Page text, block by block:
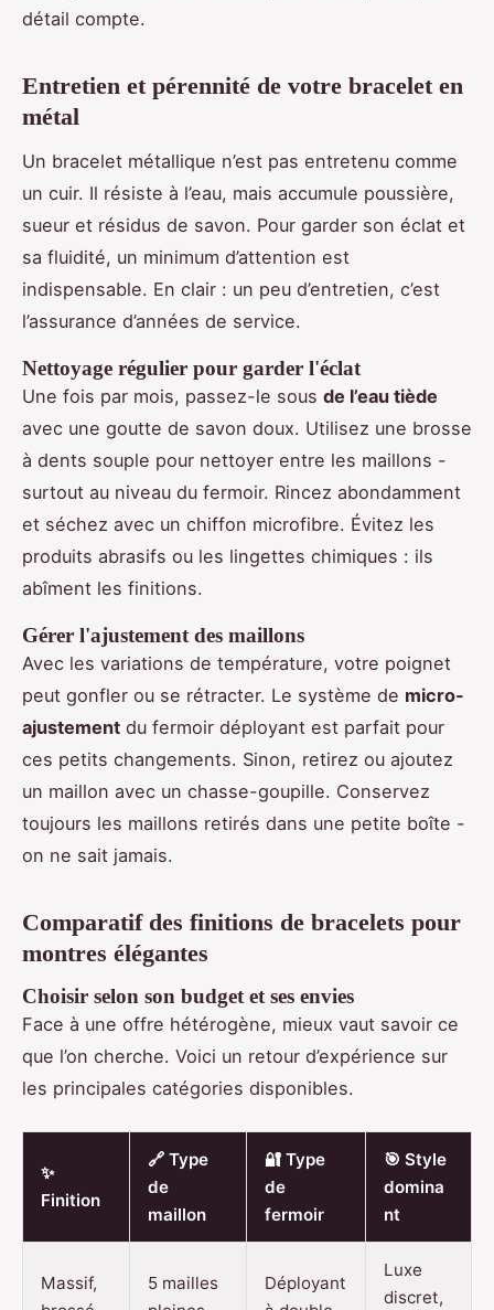
détail compte.
Entretien et pérennité de votre bracelet en
métal
Un bracelet métallique n’est pas entretenu comme
un cuir. Il résiste à l’eau, mais accumule poussière,
sueur et résidus de savon. Pour garder son éclat et
sa fluidité, un minimum d’attention est
indispensable. En clair : un peu d’entretien, c’est
l’assurance d’années de service.
Nettoyage régulier pour garder l'éclat
Une fois par mois, passez-le sous de l’eau tiède
avec une goutte de savon doux. Utilisez une brosse
à dents souple pour nettoyer entre les maillons -
surtout au niveau du fermoir. Rincez abondamment
et séchez avec un chiffon microfibre. Évitez les
produits abrasifs ou les lingettes chimiques : ils
abîment les finitions.
Gérer l'ajustement des maillons
Avec les variations de température, votre poignet
peut gonfler ou se rétracter. Le système de micro-
ajustement du fermoir déployant est parfait pour
ces petits changements. Sinon, retirez ou ajoutez
un maillon avec un chasse-goupille. Conservez
toujours les maillons retirés dans une petite boîte -
on ne sait jamais.
Comparatif des finitions de bracelets pour
montres élégantes
Choisir selon son budget et ses envies
Face à une offre hétérogène, mieux vaut savoir ce
que l’on cherche. Voici un retour d’expérience sur
les principales catégories disponibles.
✨
Finition
🔗 Type
de
maillon
🔐 Type
de
fermoir
🎯 Style
domina
nt
Massif,
5 mailles
Déployant
Luxe
discret,